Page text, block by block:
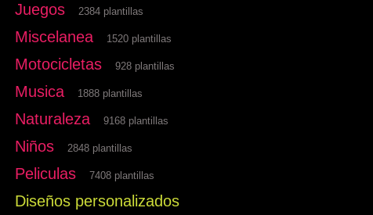
Juegos 2384 plantillas
Miscelanea 1520 plantillas
Motocicletas 928 plantillas
Musica 1888 plantillas
Naturaleza 9168 plantillas
Niños 2848 plantillas
Peliculas 7408 plantillas
Diseños personalizados